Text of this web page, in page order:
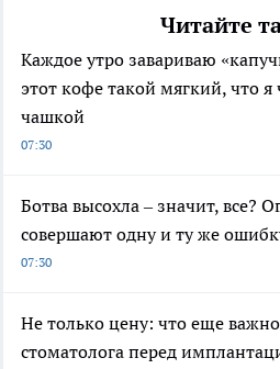
Читайте
Каждое утро завариваю
этот кофе такой мягкий, что я
чашкой
07:30
Ботва высохла – значит, все?
совершают одну и ту же
07:30
Не только цену: что еще
стоматолога перед